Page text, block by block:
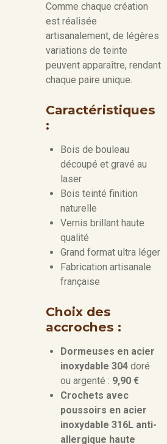
Comme chaque création
est réalisée
artisanalement, de légères
variations de teinte
peuvent apparaître, rendant
chaque paire unique.
Caractéristiques
:
Bois de bouleau
découpé et gravé au
laser
Bois teinté finition
naturelle
Vernis brillant haute
qualité
Grand format ultra léger
Fabrication artisanale
française
Choix des
accroches :
Dormeuses en acier
inoxydable 304 doré
ou argenté : 9,90 €
Crochets avec
poussoirs en acier
inoxydable 316L anti-
allergique haute